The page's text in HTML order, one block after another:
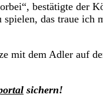
bestätigte der
das traue ich
mit dem Adler auf
sichern!